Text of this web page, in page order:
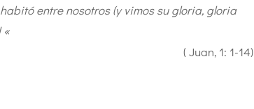
entre nosotros (y vimos su gloria, gloria
«
( Juan, 1: 1-14)